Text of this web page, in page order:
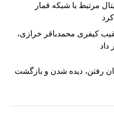
مرتبط با شبکه قمار
کیفری محمدباقر خرازی،
داد
رفتن، دیده شدن و بازگشت